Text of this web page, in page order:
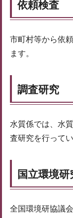
依頼検査
市町村等から依
ます。
調査研究
水質係では、水
査研究を行ってい
国立環境
全国環境研協議